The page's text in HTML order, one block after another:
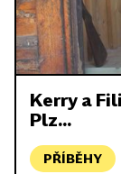
Kerry a
Plz...
PŘÍBĚHY